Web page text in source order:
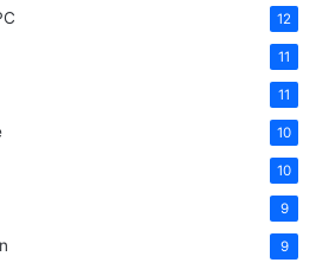
12
11
11
10
10
9
9